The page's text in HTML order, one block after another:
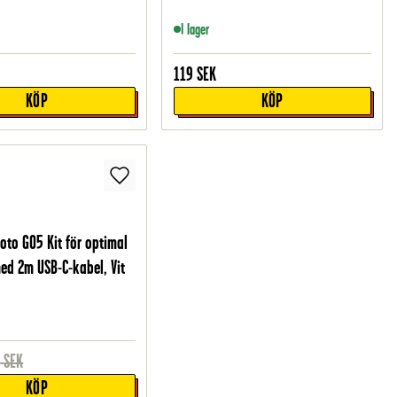
KÖP
I lager
119 SEK
KÖP
G05 Kit för optimal
2m USB-C-kabel, Vit
SEK
KÖP